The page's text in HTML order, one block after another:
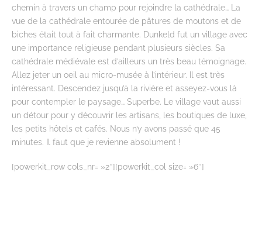
chemin à travers un champ pour rejoindre la cathédrale… La
vue de la cathédrale entourée de pâtures de moutons et de
biches était tout à fait charmante. Dunkeld fut un village avec
une importance religieuse pendant plusieurs siècles. Sa
cathédrale médiévale est d’ailleurs un très beau témoignage.
Allez jeter un oeil au micro-musée à l’intérieur. Il est très
intéressant. Descendez jusqu’à la rivière et asseyez-vous là
pour contempler le paysage… Superbe. Le village vaut aussi
un détour pour y découvrir les artisans, les boutiques de luxe,
les petits hôtels et cafés. Nous n’y avons passé que 45
minutes. Il faut que je revienne absolument !
[powerkit_row cols_nr= »2″][powerkit_col size= »6″]